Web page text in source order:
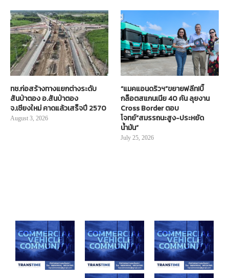
ทช.ก่อสร้างทางแยกต่างระดับ
สันป่าตอง อ.สันป่าตอง
จ.เชียงใหม่ คาดแล้วเสร็จปี 2570
August 3, 2026
“แมคแอนดริวฯ”ขยายฟลีท!บิ๊
กล็อตสแกนเนีย 40 คัน ลุยงาน
Cross Border ตอบ
โจทย์“สมรรถนะสูง-ประหยัด
น้ำมัน”
July 25, 2026